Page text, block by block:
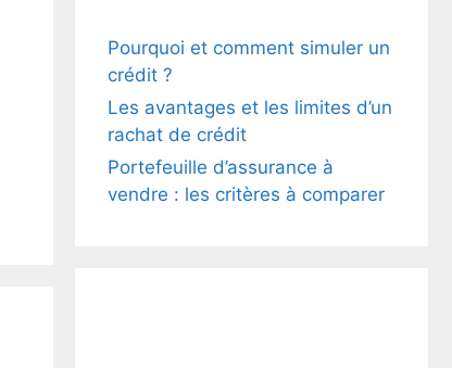
Pourquoi et comment simuler un
crédit ?
Les avantages et les limites d’un
rachat de crédit
Portefeuille d’assurance à
vendre : les critères à comparer